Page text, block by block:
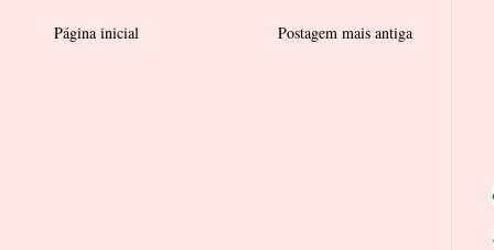
Postagem mais antiga
Página inicial